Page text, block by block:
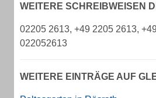
WEITERE SCHREIBWEISEN
02205 2613, +49 2205 2613,
022052613
WEITERE EINTRÄGE AUF